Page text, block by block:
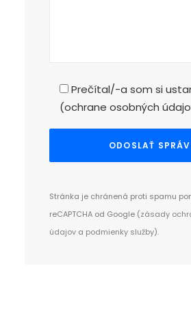
Prečítal/-a som si
(ochrane osobných
Stránka je chránená proti spamu
reCAPTCHA od Google (zásady
údajov a podmienky služby).